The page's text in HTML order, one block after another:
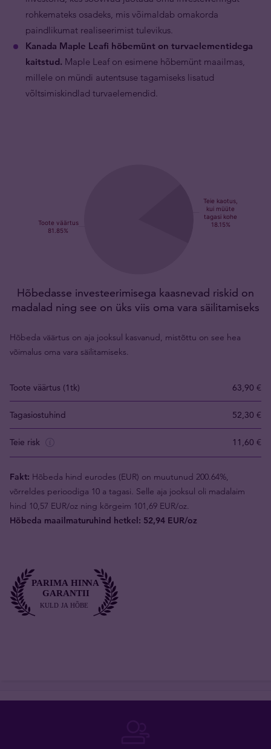
rohkemateks osadeks, mis võimaldab omakorda
paindlikumat realiseerimist tulevikus.
Kanada Maple Leafi hõbemünt on turvaelementidega
kaitstud. Maple Leaf on esimene hõbemünt maailmas,
millele on mündi autentsuse tagamiseks lisatud
võltsimiskindlad turvaelemendid.
Hõbedasse investeerimisega kaasnevad riskid on
madalad ning see on üks viis oma vara säilitamiseks
Hõbeda väärtus on aja jooksul kasvanud, mistõttu on see hea
võimalus oma vara säilitamiseks.
Toote väärtus (1tk) 63,90 €
Tagasiostuhind 52,30 €
Teie risk 11,60 €
Fakt: Hõbeda hind eurodes (EUR) on muutunud 200.64%,
võrreldes perioodiga 10 a tagasi. Selle aja jooksul oli madalaim
hind 10,57 EUR/oz ning kõrgeim 101,69 EUR/oz.
Hõbeda maailmaturuhind hetkel: 52,94 EUR/oz